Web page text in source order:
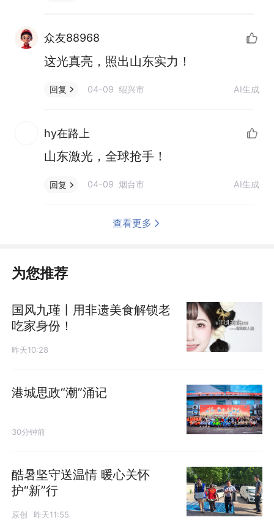
众友88968
这光真亮，照出山东实力！
回复 04-09 绍兴市 AI生成
hy在路上
山东激光，全球抢手！
回复 04-09 烟台市 AI生成
查看更多
为您推荐
国风九瑾丨用非遗美食解锁老
吃家身份！
昨天10:28
港城思政“潮”涌记
30分钟前
酷暑坚守送温情 暖心关怀
护“新”行
原创 昨天11:55